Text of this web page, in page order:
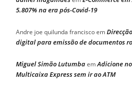
5.807% na era pós-Covid-19
Andre joe quilunda franciscoem
digital para emissão de documentos
Miguel Simão LutumbaemAdicione
Multicaixa Express sem ir ao ATM